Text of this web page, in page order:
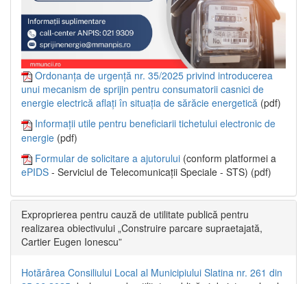
Ordonanța de urgență nr. 35/2025 privind introducerea
unui mecanism de sprijin pentru consumatorii casnici de
energie electrică aflați în situația de sărăcie energetică (pdf)
Informații utile pentru beneficiarii tichetului electronic de
energie (pdf)
Formular de solicitare a ajutorului (conform platformei a
ePIDS - Serviciul de Telecomunicații Speciale - STS) (pdf)
Exproprierea pentru cauză de utilitate publică pentru
realizarea obiectivului „Construire parcare supraetajată,
Cartier Eugen Ionescu”
Hotărârea Consiliului Local al Municipiului Slatina nr. 261 din